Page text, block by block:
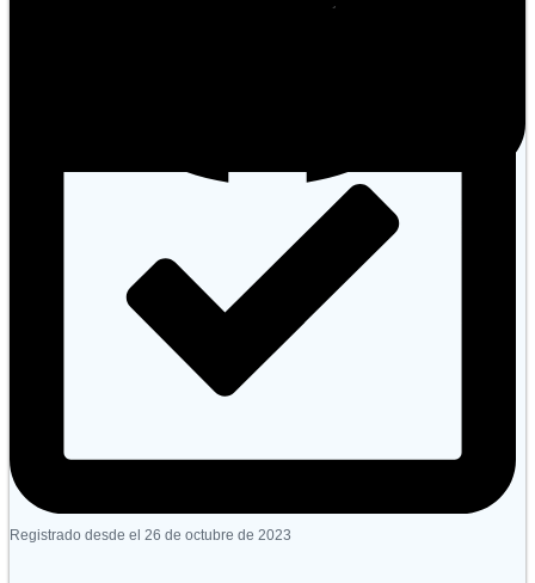
Registrado desde el 26 de octubre de 2023